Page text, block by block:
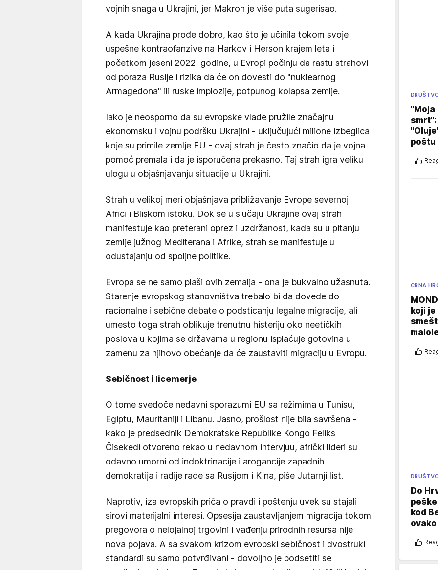
vojnih snaga u Ukrajini, jer Makron je više puta sugerisao.
A kada Ukrajina prođe dobro, kao što je učinila tokom svoje
uspešne kontraofanzive na Harkov i Herson krajem leta i
početkom jeseni 2022. godine, u Evropi počinju da rastu strahovi
od poraza Rusije i rizika da će on dovesti do "nuklearnog
Armagedona" ili ruske implozije, potpunog kolapsa zemlje.
Iako je neosporno da su evropske vlade pružile značajnu
ekonomsku i vojnu podršku Ukrajini - uključujući milione izbeglica
koje su primile zemlje EU - ovaj strah je često značio da je vojna
pomoć premala i da je isporučena prekasno. Taj strah igra veliku
ulogu u objašnjavanju situacije u Ukrajini.
Strah u velikoj meri objašnjava približavanje Evrope severnoj
Africi i Bliskom istoku. Dok se u slučaju Ukrajine ovaj strah
manifestuje kao preterani oprez i uzdržanost, kada su u pitanju
zemlje južnog Mediterana i Afrike, strah se manifestuje u
odustajanju od spoljne politike.
Evropa se ne samo plaši ovih zemalja - ona je bukvalno užasnuta.
Starenje evropskog stanovništva trebalo bi da dovede do
racionalne i sebične debate o podsticanju legalne migracije, ali
umesto toga strah oblikuje trenutnu histeriju oko neetičkih
poslova u kojima se državama u regionu isplaćuje gotovina u
zamenu za njihovo obećanje da će zaustaviti migraciju u Evropu.
Sebičnost i licemerje
O tome svedoče nedavni sporazumi EU sa režimima u Tunisu,
Egiptu, Mauritaniji i Libanu. Jasno, prošlost nije bila savršena -
kako je predsednik Demokratske Republike Kongo Feliks
Čisekedi otvoreno rekao u nedavnom intervjuu, afrički lideri su
odavno umorni od indoktrinacije i arogancije zapadnih
demokratija i radije rade sa Rusijom i Kina, piše Jutarnji list.
Naprotiv, iza evropskih priča o pravdi i poštenju uvek su stajali
sirovi materijalni interesi. Opsesija zaustavljanjem migracija tokom
pregovora o nelojalnoj trgovini i vađenju prirodnih resursa nije
nova pojava. A sa svakom krizom evropski sebičnost i dvostruki
standardi su samo potvrđivani - dovoljno je podsetiti se
DRUŠTVO
"Moja
poštu
CRNA
koji
DRUŠTVO
Do
kod